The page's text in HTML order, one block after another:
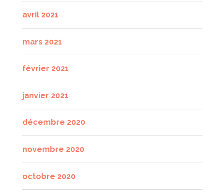
avril 2021
mars 2021
février 2021
janvier 2021
décembre 2020
novembre 2020
octobre 2020